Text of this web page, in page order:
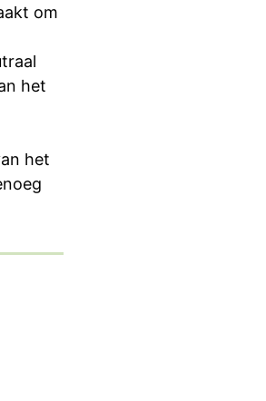
om
het
het